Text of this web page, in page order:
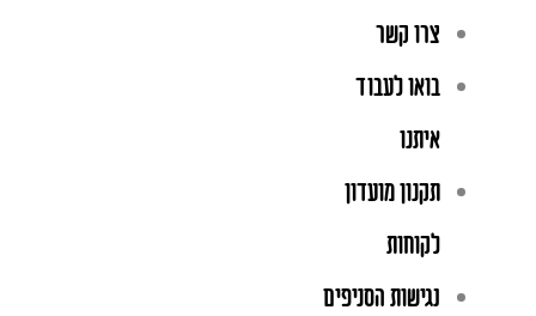
צרו קשר
בואו לעבוד
איתנו
תקנון מועדון
לקוחות
נגישות הסניפים